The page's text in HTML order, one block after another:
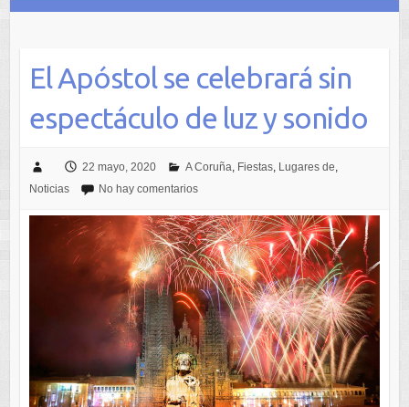
El Apóstol se celebrará sin
espectáculo de luz y sonido
22 mayo, 2020 A Coruña Fiestas, Lugares de
Noticias
No hay comentarios